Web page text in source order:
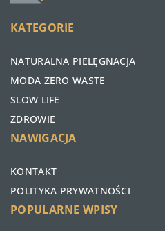
KATEGORIE
NATURALNA PIELĘGNACJA
MODA ZERO WASTE
SLOW LIFE
ZDROWIE
NAWIGACJA
KONTAKT
POLITYKA PRYWATNOŚCI
POPULARNE WPISY